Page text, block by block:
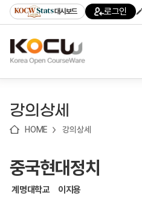
기
기
기
content)
가
대시보드 로그인
강의상세
HOME 강의상세
중국현대정치
계명대학교 이지용